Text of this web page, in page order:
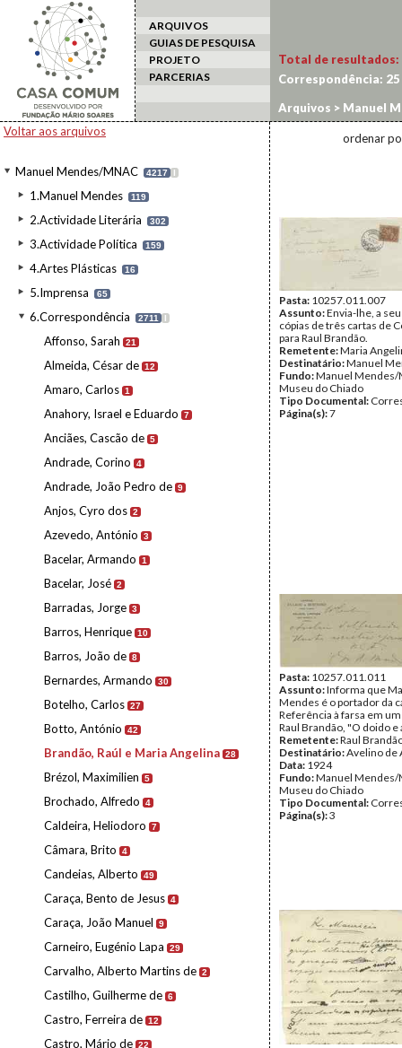
ARQUIVOS
GUIAS DE PESQUISA
PROJETO
PARCERIAS
Voltar aos arquivos
Manuel Mendes/MNAC 4217 I
1.Manuel Mendes 119
2.Actividade Literária 302
3.Actividade Política 159
4.Artes Plásticas 16
5.Imprensa 65
6.Correspondência 2711 I
Affonso, Sarah 21
Almeida, César de 12
Amaro, Carlos 1
Anahory, Israel e Eduardo 7
Anciães, Cascão de 5
Andrade, Corino 4
Andrade, João Pedro de 9
Anjos, Cyro dos 2
Azevedo, António 3
Bacelar, Armando 1
Bacelar, José 2
Barradas, Jorge 3
Barros, Henrique 10
Barros, João de 8
Bernardes, Armando 30
Botelho, Carlos 27
Botto, António 42
Brandão, Raúl e Maria Angelina 28
Brézol, Maximilien 5
Brochado, Alfredo 4
Caldeira, Heliodoro 7
Câmara, Brito 4
Candeias, Alberto 49
Caraça, Bento de Jesus 4
Caraça, João Manuel 9
Carneiro, Eugénio Lapa 29
Carvalho, Alberto Martins de 2
Castilho, Guilherme de 6
Castro, Ferreira de 12
Castro, Mário de 22
Total de resultados:
Correspondência: 25
Arquivos > Manuel
ordenar
Pasta: 10257.011.007
Assunto:Envia-lhe, a
cópias de três cartas de
para Raul Brandão.
Remetente:Maria
Destinatário:Manuel
Fundo:Manuel Mendes/
Museu do Chiado
Tipo Documental:
Página(s):7
Pasta: 10257.011.011
Assunto:Informa que
Mendes é o portador da
Referência à farsa em
Raul Brandão, "O doido e
Remetente:Raul
Destinatário:Avelino de
Data: 1924
Fundo:Manuel Mendes/
Museu do Chiado
Tipo Documental:
Página(s):3